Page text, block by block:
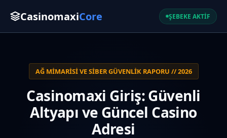
CasinomaxiCore ŞEBEKE AKTİF
AĞ MIMARISI VE SIBER GÜVENLIK RAPORU // 2026
Casinomaxi Giriş: Güvenli
Altyapı ve Güncel Casino
Adresi